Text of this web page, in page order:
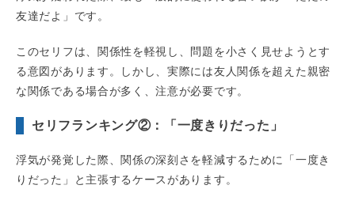
友達だよ」です。
このセリフは、関係性を軽視し、問題を小さく見せようとす
る意図があります。しかし、実際には友人関係を超えた親密
な関係である場合が多く、注意が必要です。
セリフランキング②：「一度きりだった」
浮気が発覚した際、関係の深刻さを軽減するために「一度き
りだった」と主張するケースがあります。